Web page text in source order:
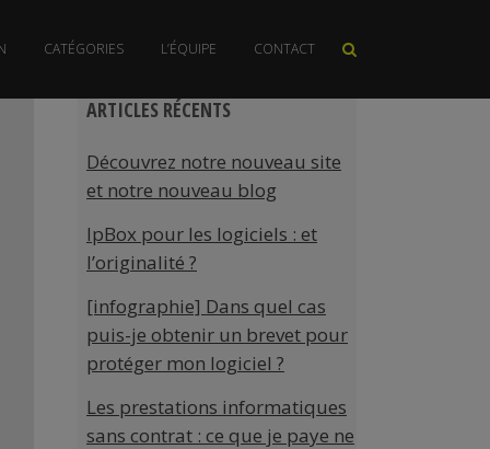
CATÉGORIES L’ÉQUIPE CONTACT
ARTICLES RÉCENTS
Découvrez notre nouveau site
et notre nouveau blog
IpBox pour les logiciels : et
l’originalité ?
[infographie] Dans quel cas
puis-je obtenir un brevet pour
protéger mon logiciel ?
Les prestations informatiques
sans contrat : ce que je paye ne